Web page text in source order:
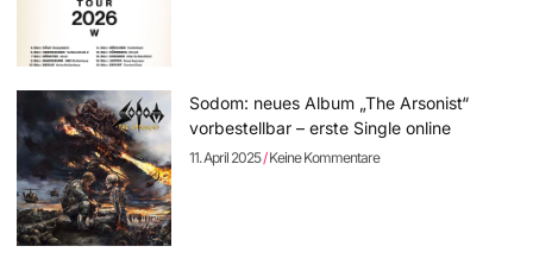
Sodom: neues Album „The Arsonist“
vorbestellbar – erste Single online
11. April 2025 Keine Kommentare